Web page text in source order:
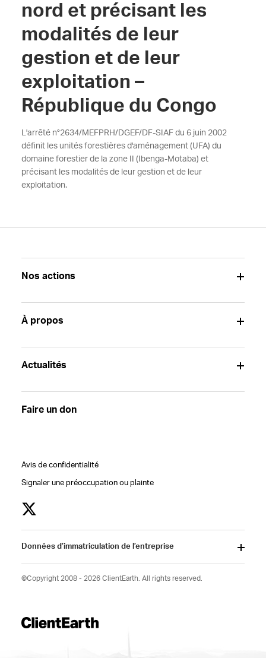
nord et précisant les
modalités de leur
gestion et de leur
exploitation –
République du Congo
L'arrêté n°2634/MEFPRH/DGEF/DF-SIAF du 6 juin 2002
définit les unités forestières d'aménagement (UFA) du
domaine forestier de la zone II (Ibenga-Motaba) et
précisant les modalités de leur gestion et de leur
exploitation.
Nos actions
À propos
Actualités
Faire un don
Avis de confidentialité
Signaler une préoccupation ou plainte
Données d’immatriculation de l’entreprise
©Copyright 2008 - 2026 ClientEarth. All rights reserved.